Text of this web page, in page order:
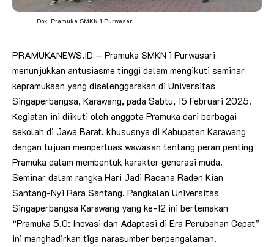
Dok. Pramuka SMKN 1 Purwasari
PRAMUKANEWS.ID — Pramuka SMKN 1 Purwasari
menunjukkan antusiasme tinggi dalam mengikuti seminar
kepramukaan yang diselenggarakan di Universitas
Singaperbangsa, Karawang, pada Sabtu, 15 Februari 2025.
Kegiatan ini diikuti oleh anggota Pramuka dari berbagai
sekolah di Jawa Barat, khususnya di Kabupaten Karawang
dengan tujuan memperluas wawasan tentang peran penting
Pramuka dalam membentuk karakter generasi muda.
Seminar dalam rangka Hari Jadi Racana Raden Kian
Santang-Nyi Rara Santang, Pangkalan Universitas
Singaperbangsa Karawang yang ke-12 ini bertemakan
“Pramuka 5.0: Inovasi dan Adaptasi di Era Perubahan Cepat”
ini menghadirkan tiga narasumber berpengalaman.